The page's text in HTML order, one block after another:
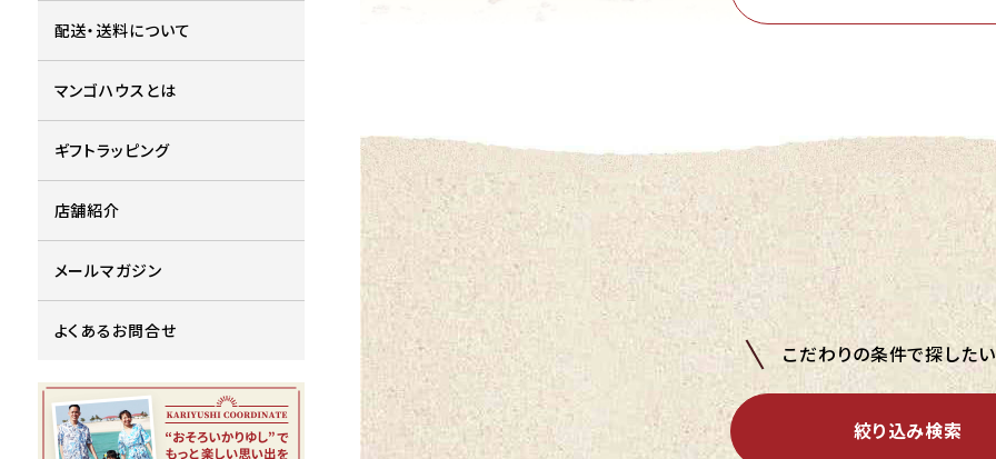
配送・送料について
マンゴハウスとは
ギフトラッピング
店舗紹介
メールマガジン
よくあるお問合せ
こだわりの条件で探した
絞り込み検索